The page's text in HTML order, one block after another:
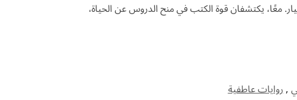
معًا، يكتشفان قوة الكتب في منح الدروس عن الحياة،
,روايات عاطفية